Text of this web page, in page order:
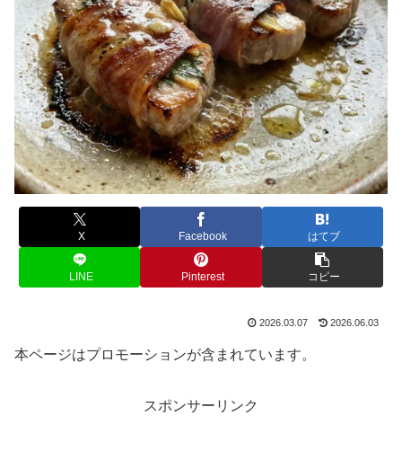
X Facebook はてブ
LINE Pinterest コピー
2026.03.07 2026.06.03
本ページはプロモーションが含まれています。
スポンサーリンク